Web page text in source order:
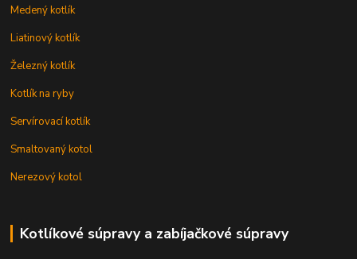
Medený kotlík
Liatinový kotlík
Železný kotlík
Kotlík na ryby
Servírovací kotlík
Smaltovaný kotol
Nerezový kotol
Kotlíkové súpravy a zabíjačkové súpravy